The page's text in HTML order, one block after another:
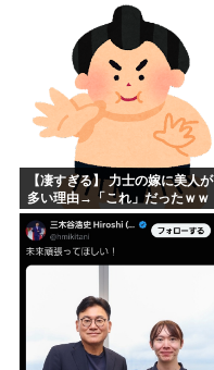
【凄すぎる】 力士の嫁に美人が
多い理由→「これ」だったｗｗ
ｗｗｗｗｗ